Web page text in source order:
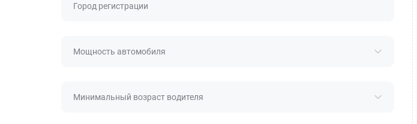
Город регистрации
Мощность автомобиля
Минимальный возраст водителя